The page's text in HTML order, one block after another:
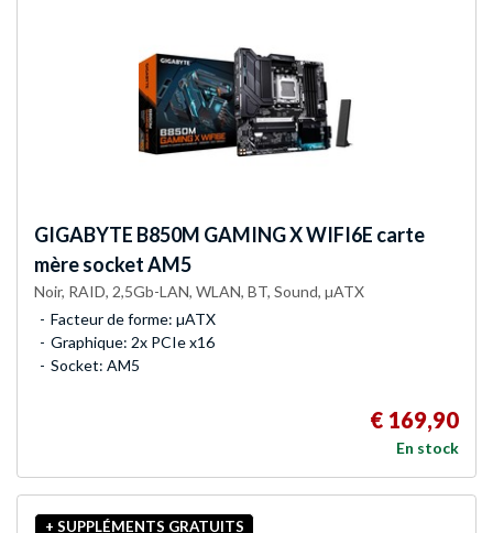
GIGABYTE B850M GAMING X WIFI6E carte
mère socket AM5
Noir, RAID, 2,5Gb-LAN, WLAN, BT, Sound, µATX
Facteur de forme: µATX
Graphique: 2x PCIe x16
Socket: AM5
€ 169,90
En stock
+ SUPPLÉMENTS GRATUITS